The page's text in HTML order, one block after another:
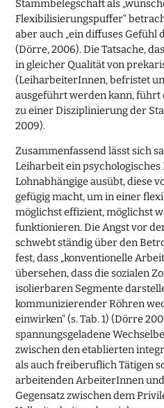
Stammbelegschaft als
Flexibilisierungspuffer“
aber auch „ein diffuses Gefühl
(Dörre, 2006). Die Tatsache,
in gleicher Qualität von
(LeiharbeiterInnen, befristet
ausgeführt werden kann, führt
zu einer Disziplinierung der
2009).
Zusammenfassend lässt sich
Leiharbeit ein
Lohnabhängige ausübt, diese
gefügig macht, um in einer
möglichst effizient, möglichst
funktionieren. Die Angst vor
schwebt ständig über den
fest, dass „konventionelle
übersehen, dass die sozialen
isolierbaren Segmente
kommunizierender Röhren
einwirken“ (s. Tab. 1) (Dörre
spannungsgeladene
zwischen den etablierten
als auch freiberuflich Tätigen
arbeitenden ArbeiterInnen
Gegensatz zwischen dem